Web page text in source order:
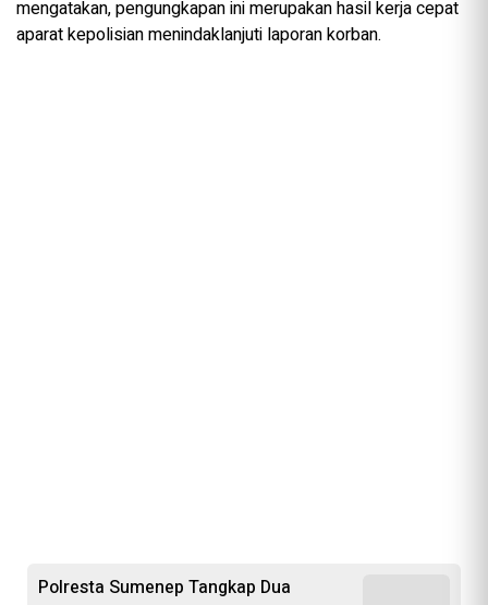
mengatakan, pengungkapan ini merupakan hasil kerja cepat
aparat kepolisian menindaklanjuti laporan korban.
Polresta Sumenep Tangkap Dua